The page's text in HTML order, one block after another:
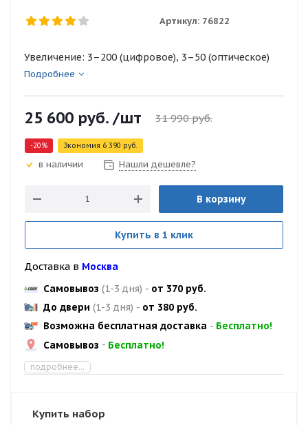
Артикул: 76822
Увеличение: 3–200 (цифровое), 3–50 (оптическое)
Подробнее
25 600 руб. /шт 31 990руб.
-20% Экономия 6 390 руб.
в наличии Нашли дешевле?
В корзину
Купить в 1 клик
Доставка в Москва
Самовывоз (1-3 дня) - от 370 руб.
До двери (1-3 дня) - от 380 руб.
Возможна бесплатная доставка - Бесплатно!
Самовывоз - Бесплатно!
подробнее...
Купить набор